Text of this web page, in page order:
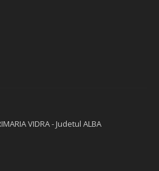
VIDRA - Judetul ALBA